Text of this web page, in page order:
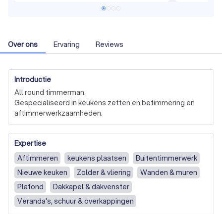
Over ons Ervaring Reviews
Introductie
All round timmerman.
Gespecialiseerd in keukens zetten en betimmering en
Expertise
Aftimmeren
keukens plaatsen
Buitentimmerwerk
Nieuwe keuken
Zolder & vliering
Wanden & muren
Plafond
Dakkapel & dakvenster
Veranda's, schuur & overkappingen